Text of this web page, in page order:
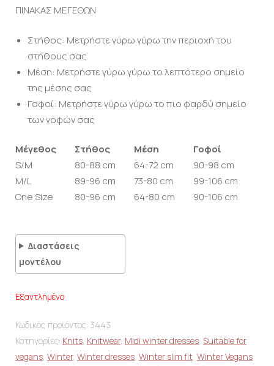
ΠΙΝΑΚΑΣ ΜΕΓΕΘΩΝ
Στήθος: Μετρήστε γύρω γύρω την περιοχή του
στήθους σας
Μέση: Μετρήστε γύρω γύρω το λεπτότερο σημείο
της μέσης σας
Γοφοί: Μετρήστε γύρω γύρω το πιο φαρδύ σημείο
των γοφών σας
Μέγεθος Στήθος Μέση
Γοφοί
S/M
80-88 cm 64-72 cm
90-98 cm
M/L
89-96 cm 73-80 cm
99-106 cm
One Size
80-96 cm 64-80 cm 90-106 cm
Διαστάσεις
μοντέλου
Εξαντλημένο
Κωδικός προϊόντος: 3443
Κατηγορίες: Knits, Knitwear, Midi winter dresses, Suitable for
vegans, Winter, Winter dresses, Winter slim fit, Winter Vegans